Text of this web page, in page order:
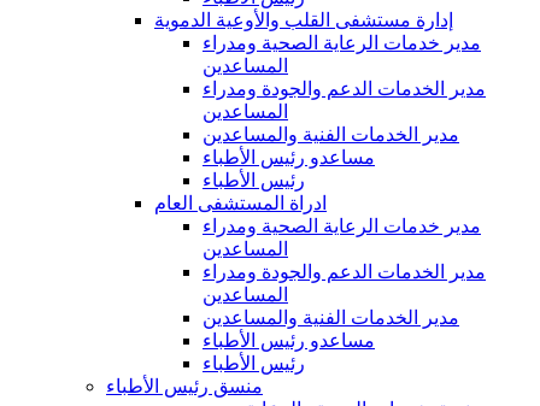
إدارة مستشفى القلب والأوعية الدموية
مدير خدمات الرعاية الصحية ومدراء
المساعدين
مدير الخدمات الدعم والجودة ومدراء
المساعدين
مدير الخدمات الفنية والمساعدين
مساعدو رئيس الأطباء
رئيس الأطباء
ادراة المستشفى العام
مدير خدمات الرعاية الصحية ومدراء
المساعدين
مدير الخدمات الدعم والجودة ومدراء
المساعدين
مدير الخدمات الفنية والمساعدين
مساعدو رئيس الأطباء
رئيس الأطباء
منسق رئيس الأطباء